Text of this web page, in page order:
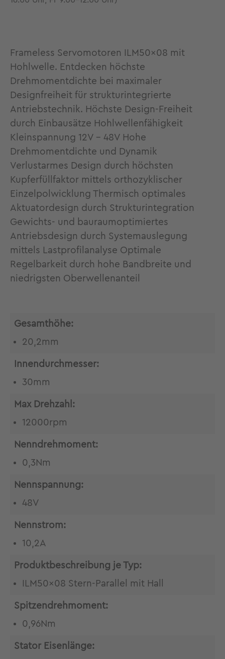
Frameless Servomotoren ILM50x08 mit
Hohlwelle. Entdecken höchste
Drehmomentdichte bei maximaler
Designfreiheit für strukturintegrierte
Antriebstechnik. Höchste Design-Freiheit
durch Einbausätze Hohlwellenfähigkeit
Kleinspannung 12V - 48V Hohe
Drehmomentdichte und Dynamik
Verlustarmes Design durch höchsten
Kupferfüllfaktor mittels orthozyklischer
Einzelpolwicklung Thermisch optimales
Aktuatordesign durch Strukturintegration
Gewichts- und bauraumoptimiertes
Antriebsdesign durch Systemauslegung
mittels Lastprofilanalyse Optimale
Regelbarkeit durch hohe Bandbreite und
niedrigsten Oberwellenanteil
Gesamthöhe:
20,2mm
Innendurchmesser:
30mm
Max Drehzahl:
12000rpm
Nenndrehmoment:
0,3Nm
Nennspannung:
48V
Nennstrom:
10,2A
Produktbeschreibung je Typ:
ILM50x08 Stern-Parallel mit Hall
Spitzendrehmoment:
0,96Nm
Stator Eisenlänge: